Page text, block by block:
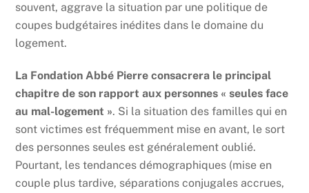
souvent, aggrave la situation par une politique de
coupes budgétaires inédites dans le domaine du
logement.
La Fondation Abbé Pierre consacrera le principal
chapitre de son rapport aux personnes « seules face
au mal-logement ». Si la situation des familles qui en
sont victimes est fréquemment mise en avant, le sort
des personnes seules est généralement oublié.
Pourtant, les tendances démographiques (mise en
couple plus tardive, séparations conjugales accrues,